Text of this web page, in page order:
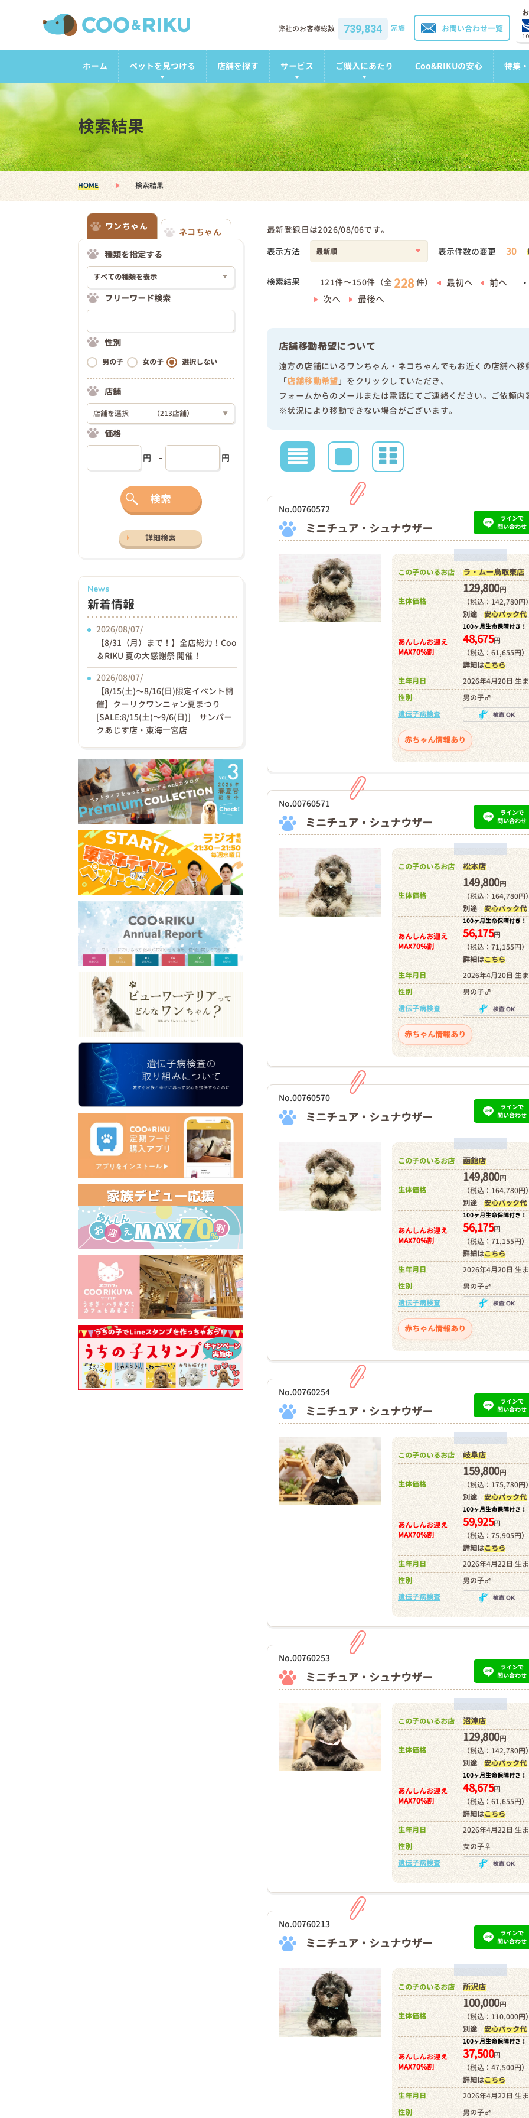
お問い合わせ一覧
弊社のお客様総数 739,834 家族
ホーム ペットを見つける 店舗を探す サービス ご購入にあたり Coo&RIKUの安心 特集
検索結果
HOME 検索結果
最新登録日は2026/08/06です。
表示方法
表示件数の変更 30
検索結果 121件～150件（全 228件） 最初へ 前へ
次へ 最後へ
店舗移動希望について
遠方の店舗にいるワンちゃん・ネコちゃんでもお近くの店舗へ移
「店舗移動希望 」をクリックしていただき、
フォームからのメールまたは電話にてご連絡ください。ご依頼
※状況により移動できない場合がございます。
No.00760572
ミニチュア・シュナウザー
ラインで
問い合わせ
この子のいるお店 ラ・ムー鳥取東店
生体価格
129,800円
（税込：142,780円
別途 安心パック代
あんしんお迎え
MAX70%割
100ヶ月生命保障付き！
48,675円
（税込：61,655円）
詳細はこちら
生年月日
2026年4月20日 生
性別
男の子♂
遺伝子病検査
赤ちゃん情報あり
No.00760571
ミニチュア・シュナウザー
ラインで
問い合わせ
この子のいるお店 松本店
生体価格
149,800円
（税込：164,780円
別途 安心パック代
あんしんお迎え
MAX70%割
100ヶ月生命保障付き！
56,175円
（税込：71,155円）
詳細はこちら
生年月日
2026年4月20日 生
性別
男の子♂
遺伝子病検査
赤ちゃん情報あり
No.00760570
ミニチュア・シュナウザー
ラインで
問い合わせ
この子のいるお店 函館店
生体価格
149,800円
（税込：164,780円
別途 安心パック代
あんしんお迎え
MAX70%割
100ヶ月生命保障付き！
56,175円
（税込：71,155円）
詳細はこちら
生年月日
2026年4月20日 生
性別
男の子♂
遺伝子病検査
赤ちゃん情報あり
No.00760254
ミニチュア・シュナウザー
ラインで
問い合わせ
この子のいるお店 岐阜店
生体価格
159,800円
（税込：175,780円
別途 安心パック代
あんしんお迎え
MAX70%割
100ヶ月生命保障付き！
59,925円
（税込：75,905円）
詳細はこちら
生年月日
2026年4月22日 生
性別
男の子♂
遺伝子病検査
No.00760253
ミニチュア・シュナウザー
ラインで
問い合わせ
この子のいるお店 沼津店
生体価格
129,800円
（税込：142,780円
別途 安心パック代
あんしんお迎え
MAX70%割
100ヶ月生命保障付き！
48,675円
（税込：61,655円）
詳細はこちら
生年月日
2026年4月22日 生
性別
女の子♀
遺伝子病検査
No.00760213
ミニチュア・シュナウザー
ラインで
問い合わせ
この子のいるお店 所沢店
生体価格
100,000円
（税込：110,000円
別途 安心パック代
あんしんお迎え
MAX70%割
100ヶ月生命保障付き！
37,500円
（税込：47,500円）
詳細はこちら
生年月日
2026年4月22日 生
性別
男の子♂
ワンちゃん
ネコちゃん
種類を指定する
フリーワード検索
性別
男の子 女の子 選択しない
店舗
店舗を選択 （213店舗） ▼
価格
円 円
検索
詳細検索
News
新着情報
2026/08/07/
【8/31（月）まで！】全店総力！Coo
＆RIKU 夏の大感謝祭 開催！
2026/08/07/
【8/15(土)〜8/16(日)限定イベント開
催】クーリクワンニャン夏まつり
[SALE:8/15(土)～9/6(日)] サンパー
クあじす店・東海一宮店